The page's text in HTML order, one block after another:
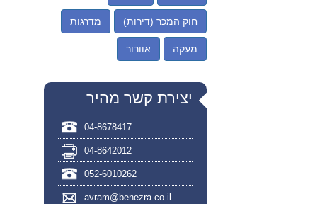
חוק המכר (דירות) מדרגות
מעקה אוורור
יצירת קשר מהיר
04-8678417
04-8642012
052-6010262
avram@benezra.co.il